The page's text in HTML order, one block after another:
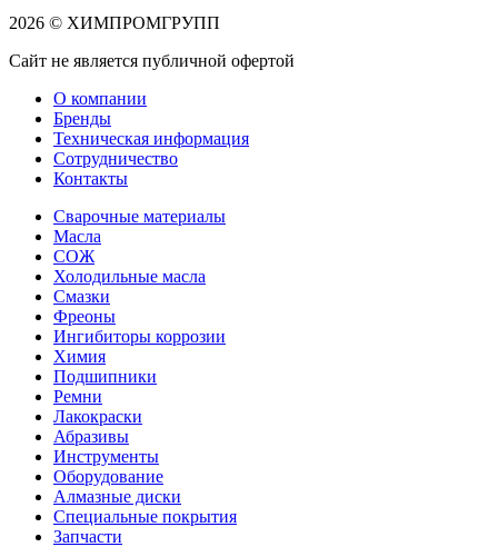
2026 © ХИМПРОМГРУПП
Сайт не является публичной офертой
О компании
Бренды
Техническая информация
Сотрудничество
Контакты
Сварочные материалы
Масла
СОЖ
Холодильные масла
Смазки
Фреоны
Ингибиторы коррозии
Химия
Подшипники
Ремни
Лакокраски
Абразивы
Инструменты
Оборудование
Алмазные диски
Специальные покрытия
Запчасти